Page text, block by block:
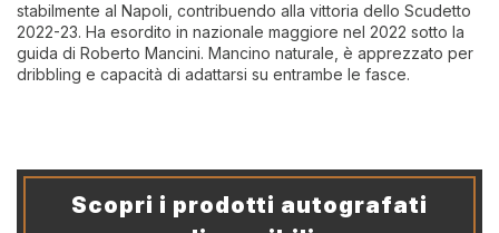
stabilmente al Napoli, contribuendo alla vittoria dello Scudetto
2022-23. Ha esordito in nazionale maggiore nel 2022 sotto la
guida di Roberto Mancini. Mancino naturale, è apprezzato per
dribbling e capacità di adattarsi su entrambe le fasce.
Scopri i prodotti autografati